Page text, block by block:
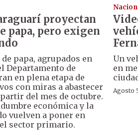
proyectan
papa, pero exigen
papa, agrupados en
Departamento de
en plena etapa de
con miras a abastecer
del mes de octubre.
económica y la
vuelven a poner en
sector primario.
Un
en
Agosto